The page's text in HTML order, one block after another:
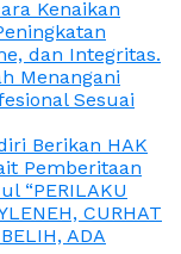
Kenaikan
dan Integritas.
Menangani
Sesuai
Berikan HAK
Pemberitaan
“PERILAKU
CURHAT
ADA